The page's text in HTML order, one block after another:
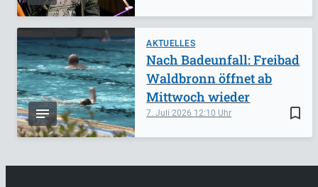
AKTUELLES
bookmark_border
7. Juli 2026 12:10
Nach Badeunfall: Freibad
Waldbronn öffnet ab
Mittwoch wieder